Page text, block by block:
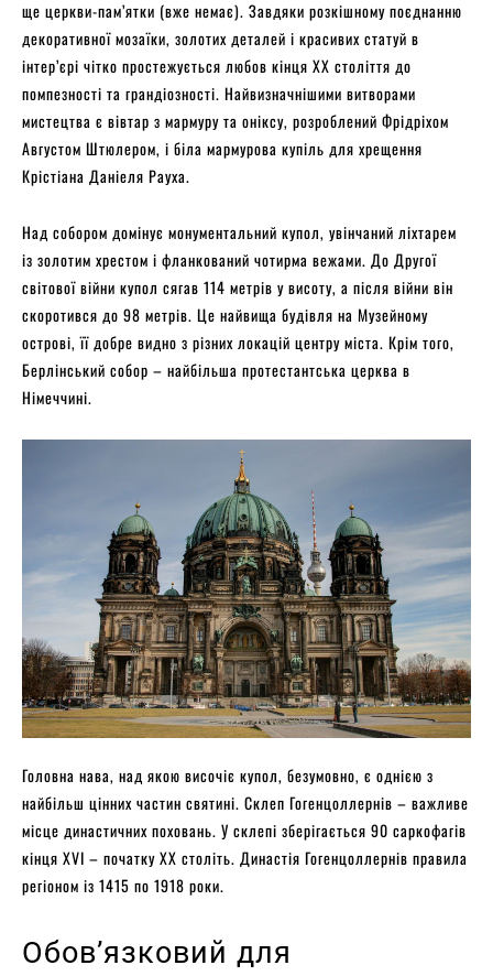
ще церкви-пам’ятки (вже немає). Завдяки розкішному поєднанню
декоративної мозаїки, золотих деталей і красивих статуй в
інтер’єрі чітко простежується любов кінця XX століття до
помпезності та грандіозності. Найвизначнішими витворами
мистецтва є вівтар з мармуру та оніксу, розроблений Фрідріхом
Августом Штюлером, і біла мармурова купіль для хрещення
Крістіана Даніеля Рауха.
Над собором домінує монументальний купол, увінчаний ліхтарем
із золотим хрестом і фланкований чотирма вежами. До Другої
світової війни купол сягав 114 метрів у висоту, а після війни він
скоротився до 98 метрів. Це найвища будівля на Музейному
острові, її добре видно з різних локацій центру міста. Крім того,
Берлінський собор – найбільша протестантська церква в
Німеччині.
Головна нава, над якою височіє купол, безумовно, є однією з
найбільш цінних частин святині. Склеп Гогенцоллернів – важливе
місце династичних поховань. У склепі зберігається 90 саркофагів
кінця XVI – початку XX століть. Династія Гогенцоллернів правила
регіоном із 1415 по 1918 роки.
Обов’язковий для